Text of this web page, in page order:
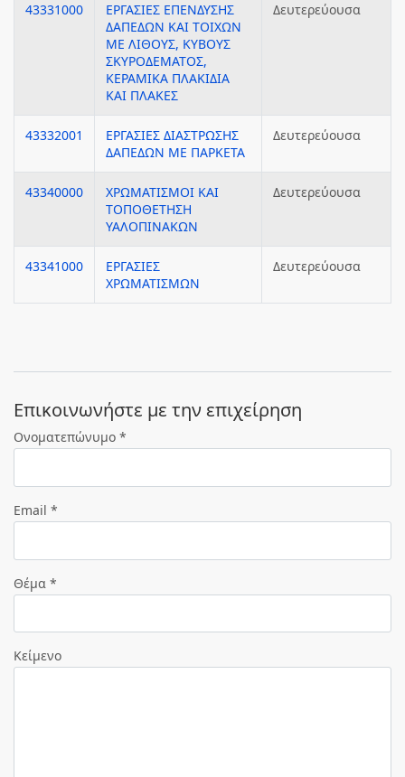
43331000
ΕΡΓΑΣΙΕΣ ΕΠΕΝΔΥΣΗΣ
ΔΑΠΕΔΩΝ ΚΑΙ ΤΟΙΧΩΝ
ΜΕ ΛΙΘΟΥΣ, ΚΥΒΟΥΣ
ΣΚΥΡΟΔΕΜΑΤΟΣ,
ΚΕΡΑΜΙΚΑ ΠΛΑΚΙΔΙΑ
ΚΑΙ ΠΛΑΚΕΣ
Δευτερεύουσα
43332001
ΕΡΓΑΣΙΕΣ ΔΙΑΣΤΡΩΣΗΣ
ΔΑΠΕΔΩΝ ΜΕ ΠΑΡΚΕΤΑ
Δευτερεύουσα
43340000
ΧΡΩΜΑΤΙΣΜΟΙ ΚΑΙ
ΤΟΠΟΘΕΤΗΣΗ
ΥΑΛΟΠΙΝΑΚΩΝ
Δευτερεύουσα
43341000
ΕΡΓΑΣΙΕΣ
ΧΡΩΜΑΤΙΣΜΩΝ
Δευτερεύουσα
Eπικοινωνήστε με την επιχείρηση
Ονοματεπώνυμο *
Email *
Θέμα *
Κείμενο